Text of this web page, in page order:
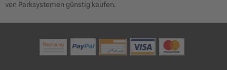
von Parksystemen günstig kaufen.